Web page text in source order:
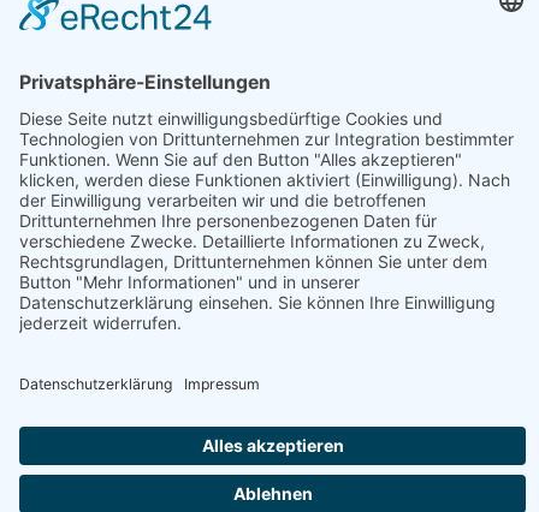
Betrieb Öffnungszeiten
Bio Imkerei Schluder
Geschenke, Getränke, Gourmet-Zutaten, Handwerk, Honig,
Aufstriche & Co, Süßes & Snacks, Weitere Hofprodukte
Produktübersicht
Arnika-Balsam, Bärenfang, Bienenkönigin, Bienenvolk,
Honigmarinade, Honigseife
Österreich - 9631 Waidegg - Waidegg 70